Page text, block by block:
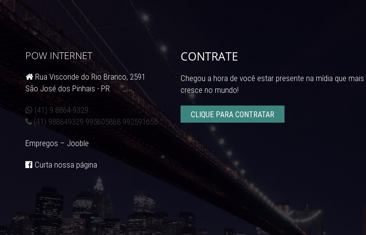
POW INTERNET
Rua Visconde do Rio Branco, 2591
São José dos Pinhais - PR
(41) 9 8864-9329
(41) 988649329 995605868 992591655
Empregos – Jooble
Curta nossa página
CONTRATE
Chegou a hora de você estar presente na mídia que mais
cresce no mundo!
CLIQUE PARA CONTRATAR